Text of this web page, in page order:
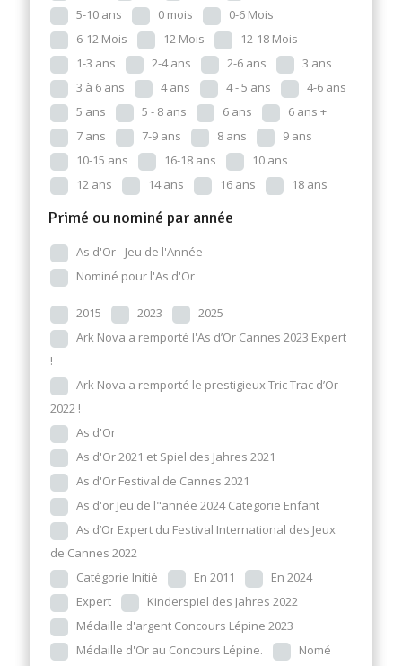
5-10 ans
0 mois
0-6 Mois
6-12 Mois
12 Mois
12-18 Mois
1-3 ans
2-4 ans 2-6 ans
3 ans
3 à 6 ans
4 ans 4 - 5 ans
4-6 ans
5 ans
5 - 8 ans 6 ans
6 ans +
7 ans
7-9 ans 8 ans
9 ans
10-15 ans
16-18 ans
10 ans
12 ans
14 ans 16 ans 18 ans
Primé ou nominé par année
As d'Or - Jeu de l'Année
Nominé pour l'As d'Or
2015 2023
2025
Ark Nova a remporté l'As d’Or Cannes 2023 Expert
!
Ark Nova a remporté le prestigieux Tric Trac d’Or
2022 !
As d'Or
As d'Or 2021 et Spiel des Jahres 2021
As d'Or Festival de Cannes 2021
As d'or Jeu de l"année 2024 Categorie Enfant
As d’Or Expert du Festival International des Jeux
de Cannes 2022
Catégorie Initié
En 2011
En 2024
Expert
Kinderspiel des Jahres 2022
Médaille d'argent Concours Lépine 2023
Médaille d'Or au Concours Lépine.
Nomé